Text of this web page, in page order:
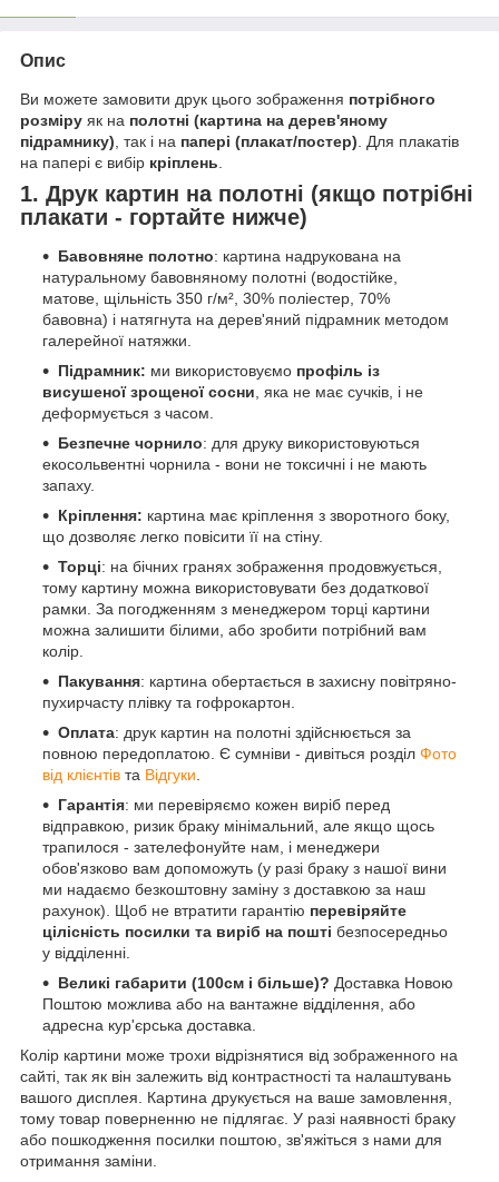
Опис
Ви можете замовити друк цього зображення потрібного
розміру як на полотні (картина на дерев'яному
підрамнику) , так і на папері (плакат/постер) . Для плакатів
на папері є вибір кріплень
1. Друк картин на полотні (якщо потрібні
плакати - гортайте нижче)
Бавовняне полотно: картина надрукована на
натуральному бавовняному полотні (водостійке,
матове, щільність 350 г/м², 30% поліестер, 70%
бавовна) і натягнута на дерев'яний підрамник методом
галерейної натяжки.
Підрамник: ми використовуємо профіль із
висушеної зрощеної сосни, яка не має сучків, і не
деформується з часом.
Безпечне чорнило: для друку використовуються
екосольвентні чорнила - вони не токсичні і не мають
запаху.
Кріплення: картина має кріплення з зворотного боку,
що дозволяє легко повісити її на стіну.
Торці: на бічних гранях зображення продовжується,
тому картину можна використовувати без додаткової
рамки. За погодженням з менеджером торці картини
можна залишити білими, або зробити потрібний вам
колір.
Пакування: картина обертається в захисну повітряно-
пухирчасту плівку та гофрокартон.
Оплата: друк картин на полотні здійснюється за
повною передоплатою. Є сумніви - дивіться розділ Фото
від клієнтів та Відгуки.
Гарантія: ми перевіряємо кожен виріб перед
відправкою, ризик браку мінімальний, але якщо щось
трапилося - зателефонуйте нам, і менеджери
обов'язково вам допоможуть (у разі браку з нашої вини
ми надаємо безкоштовну заміну з доставкою за наш
рахунок). Щоб не втратити гарантію перевіряйте
цілісність посилки та виріб на пошті безпосередньо
у відділенні.
Великі габарити (100см і більше)? Доставка Новою
Поштою можлива або на вантажне відділення, або
адресна кур'єрська доставка.
Колір картини може трохи відрізнятися від зображенного на
сайті, так як він залежить від контрастності та налаштувань
вашого дисплея. Картина друкується на ваше замовлення,
тому товар поверненню не підлягає. У разі наявності браку
або пошкодження посилки поштою, зв'яжіться з нами для
отримання заміни.